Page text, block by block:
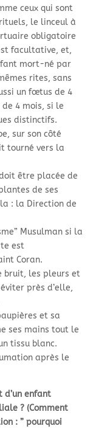
ceux qui sont
le linceul à
obligatoire
facultative, et,
mort-né par
rites, sans
un fœtus de 4
4 mois, si le
distinctifs.
sur son côté
tourné vers la
être placée de
de ses
: la Direction de
Musulman si la
est
Coran.
bruit, les pleurs et
près d’elle,
et sa
ses mains tout le
tissu blanc.
après le
d’un enfant
? (Comment
: ” pourquoi